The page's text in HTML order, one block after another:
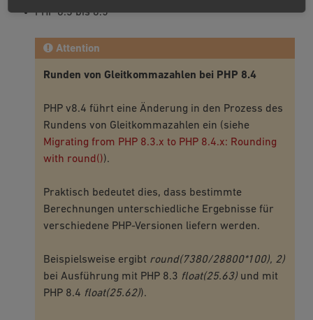
PHP 8.3 bis 8.5
Attention
Runden von Gleitkommazahlen bei PHP 8.4
PHP v8.4 führt eine Änderung in den Prozess des
Rundens von Gleitkommazahlen ein (siehe
Migrating from PHP 8.3.x to PHP 8.4.x: Rounding
with round()).
Praktisch bedeutet dies, dass bestimmte
Berechnungen unterschiedliche Ergebnisse für
verschiedene PHP-Versionen liefern werden.
Beispielsweise ergibt round(7380/28800*100), 2)
bei Ausführung mit PHP 8.3 float(25.63)und mit
PHP 8.4 float(25.62)).